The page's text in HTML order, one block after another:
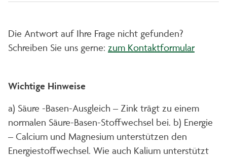
Die Antwort auf Ihre Frage nicht gefunden?
Schreiben Sie uns gerne: zum Kontaktformular
Wichtige Hinweise
a) Säure -Basen-Ausgleich – Zink trägt zu einem
normalen Säure-Basen-Stoffwechsel bei. b) Energie
– Calcium und Magnesium unterstützen den
Energiestoffwechsel. Wie auch Kalium unterstützt